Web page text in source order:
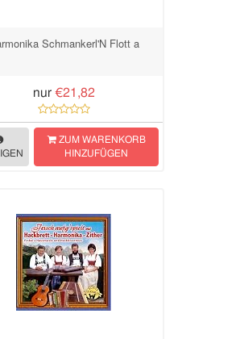
Schmankerl'N Flott a
nur €21,82
ZUM WARENKORB
HINZUFÜGEN